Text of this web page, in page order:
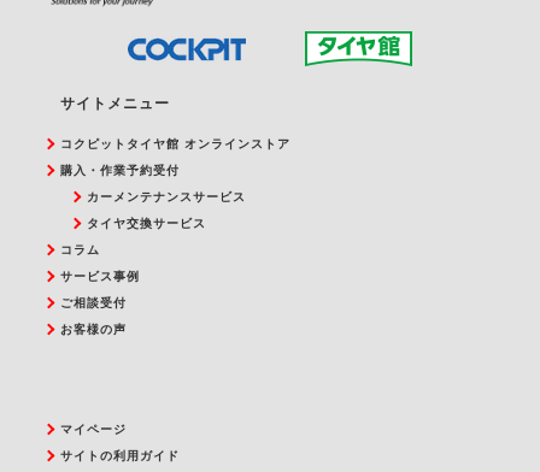
サイトメニュー
コクピットタイヤ館 オンラインストア
購入・作業予約受付
カーメンテナンスサービス
タイヤ交換サービス
コラム
サービス事例
ご相談受付
お客様の声
マイページ
サイトの利用ガイド